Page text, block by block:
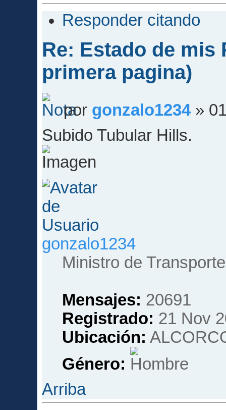
Responder citando
Re: Estado de mis
primera pagina)
por gonzalo1234»
Subido Tubular Hills.
gonzalo1234
Ministro de Transporte
Mensajes: 20691
Registrado: 21 Nov
Ubicación:
Género:
Arriba